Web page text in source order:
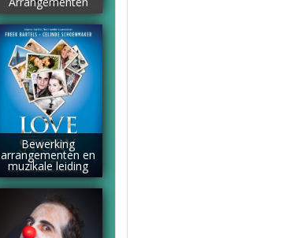
Bewerking
arrangementen en
muzikale leiding